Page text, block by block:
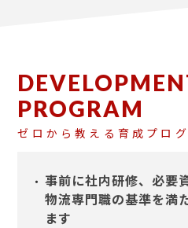
PROGRAM
ゼロから教える育成プロ
事前に社内研修、必要
物流専門職の基準を満
ます